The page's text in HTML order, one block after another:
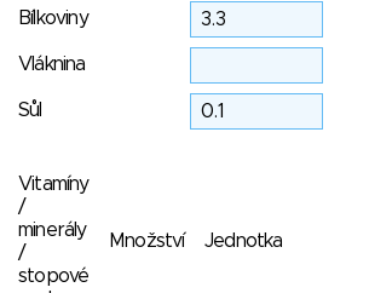
Bílkoviny
Vláknina
Sůl
Vitamíny
/
minerály
/
stopové
Množství Jednotka